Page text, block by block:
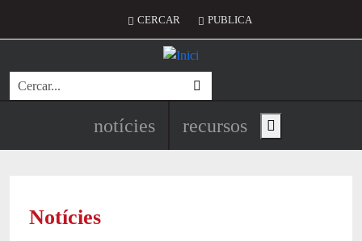
Menú del compte d'usuari
CERCAR PUBLICA
Cerca
Navegació principal de
notícies recursos Show main menu
Notícies